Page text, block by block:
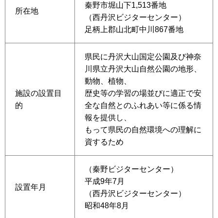
所在地
秦野市堀山下1,513番地
（西丹沢ビジターセンター）
足柄上郡山北町中川867番地
施設の設置目
的
県民に丹沢大山国定公園及び神奈
川県立丹沢大山自然公園の地形、
動物、植物、
歴史等の学習の場並びに適正で安
全な自然とのふれあい等に係る情
報を提供し、
もって県民の自然環境への理解に
資するため
設置年月
（秦野ビジターセンター）
平成9年7月
（西丹沢ビジターセンター）
昭和48年8月